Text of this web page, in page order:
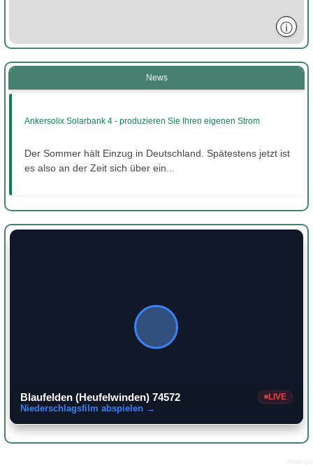
ⓘ
News
Ankersolix Solarbank 4 - produzieren Sie Ihren eigenen Strom
Der Sommer hält Einzug in Deutschland. Spätestens jetzt ist
es also an der Zeit sich über ein...
Blaufelden (Heufelwinden) 74572 LIVE
Niederschlagsfilm abspielen →